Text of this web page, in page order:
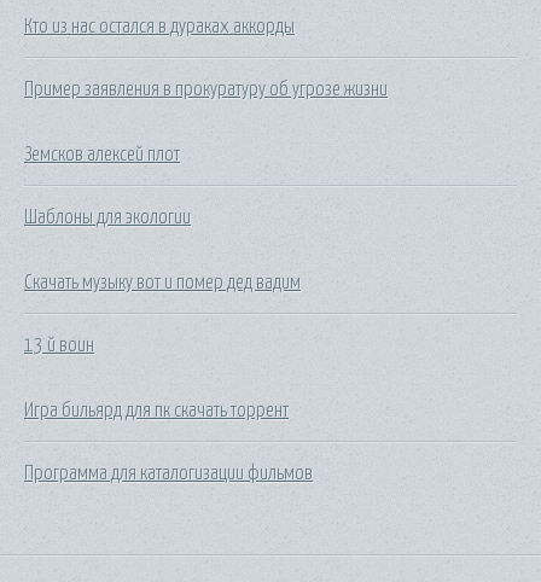
Кто из нас остался в дураках аккорды
Пример заявления в прокуратуру об угрозе жизни
Земсков алексей плот
Шаблоны для экологии
Скачать музыку вот и помер дед вадим
13 й воин
Игра бильярд для пк скачать торрент
Программа для каталогизации фильмов